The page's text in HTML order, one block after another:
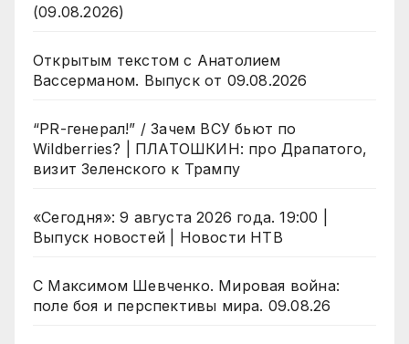
(09.08.2026)
Открытым текстом с Анатолием
Вассерманом. Выпуск от 09.08.2026
“PR-генерал!” / Зачем ВСУ бьют по
Wildberries? | ПЛАТОШКИН: про Драпатого,
визит Зеленского к Трампу
«Сегодня»: 9 августа 2026 года. 19:00 |
Выпуск новостей | Новости НТВ
С Максимом Шевченко. Мировая война:
поле боя и перспективы мира. 09.08.26